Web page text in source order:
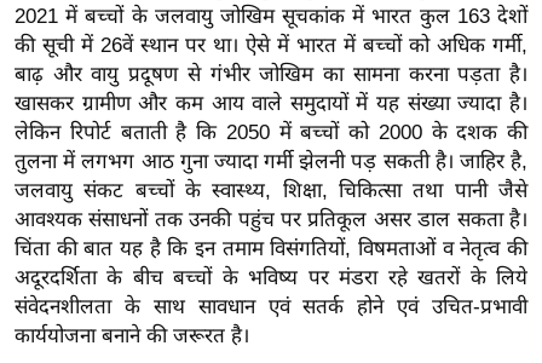
ज
ट
खे
ल
क्रि
के
ट
I
P
L
2
2021 में बच्चों के जलवायु जोखिम सूचकांक में भारत कुल 163 देशों
की सूची में 26वें स्थान पर था। ऐसे में भारत में बच्चों को अधिक गर्मी,
बाढ़ और वायु प्रदूषण से गंभीर जोखिम का सामना करना पड़ता है।
खासकर ग्रामीण और कम आय वाले समुदायों में यह संख्या ज्यादा है।
लेकिन रिपोर्ट बताती है कि 2050 में बच्चों को 2000 के दशक की
तुलना में लगभग आठ गुना ज्यादा गर्मी झेलनी पड़ सकती है। जाहिर है,
जलवायु संकट बच्चों के स्वास्थ्य, शिक्षा, चिकित्सा तथा पानी जैसे
आवश्यक संसाधनों तक उनकी पहुंच पर प्रतिकूल असर डाल सकता है।
चिंता की बात यह है कि इन तमाम विसंगतियों, विषमताओं व नेतृत्व की
अदूरदर्शिता के बीच बच्चों के भविष्य पर मंडरा रहे खतरों के लिये
संवेदनशीलता के साथ सावधान एवं सतर्क होने एवं उचित-प्रभावी
कार्ययोजना बनाने की जरूरत है।